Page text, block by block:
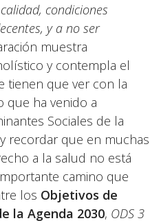
condiciones
y a no ser
muestra
y contempla el
tienen que ver con la
que ha venido a
Sociales de la
recordar que en muchas
a la salud no está
camino que
los Objetivos de
la Agenda 2030, ODS 3